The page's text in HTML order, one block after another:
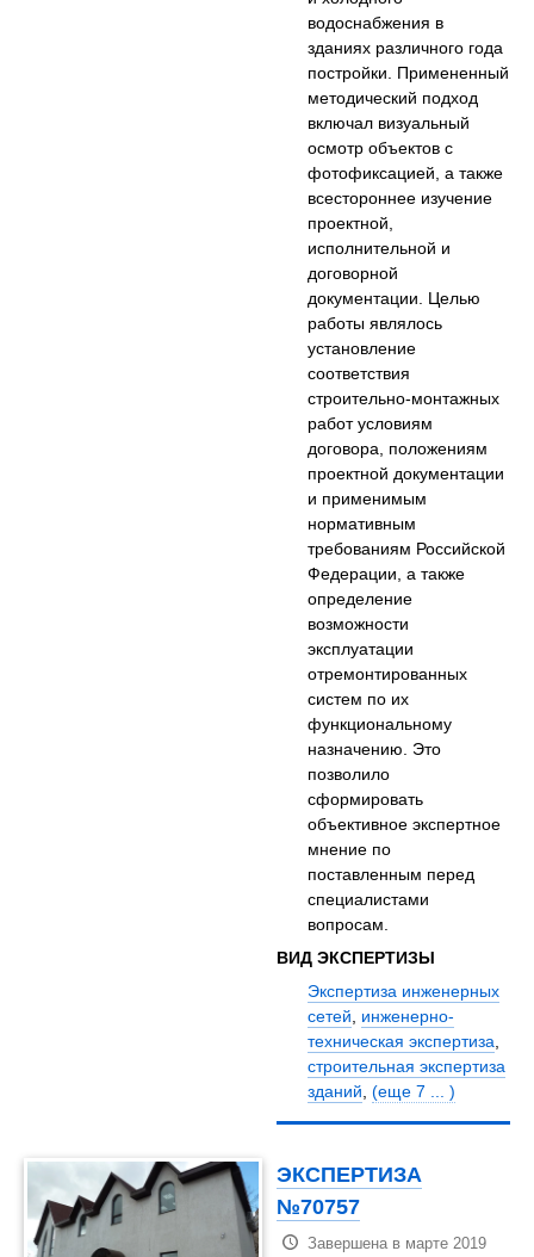
водоснабжения в
зданиях различного года
постройки. Примененный
методический подход
включал визуальный
осмотр объектов с
фотофиксацией, а также
всестороннее изучение
проектной,
исполнительной и
договорной
документации. Целью
работы являлось
установление
соответствия
строительно-монтажных
работ условиям
договора, положениям
проектной документации
и применимым
нормативным
требованиям Российской
Федерации, а также
определение
возможности
эксплуатации
отремонтированных
систем по их
функциональному
назначению. Это
позволило
сформировать
объективное экспертное
мнение по
поставленным перед
специалистами
вопросам.
ВИД ЭКСПЕРТИЗЫ
Экспертиза инженерных
сетей, инженерно-
техническая экспертиза,
строительная экспертиза
зданий,(еще 7 ... )
ЭКСПЕРТИЗА
№70757
Завершена в марте 2019